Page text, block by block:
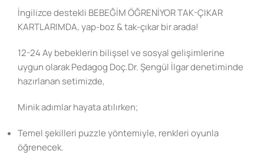
İngilizce destekli BEBEĞİM ÖĞRENİYOR TAK-ÇIKAR
KARTLARIMDA, yap-boz & tak-çıkar bir arada!
12-24 Ay bebeklerin bilişsel ve sosyal gelişimlerine
uygun olarak Pedagog Doç.Dr. Şengül İlgar denetiminde
hazırlanan setimizde,
Minik adımlar hayata atılırken;
Temel şekilleri puzzle yöntemiyle, renkleri oyunla
öğrenecek.